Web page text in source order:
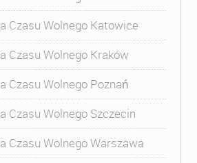
Czasu Wolnego Katowice
Czasu Wolnego Kraków
Czasu Wolnego Poznań
Czasu Wolnego Szczecin
Czasu Wolnego Warszawa